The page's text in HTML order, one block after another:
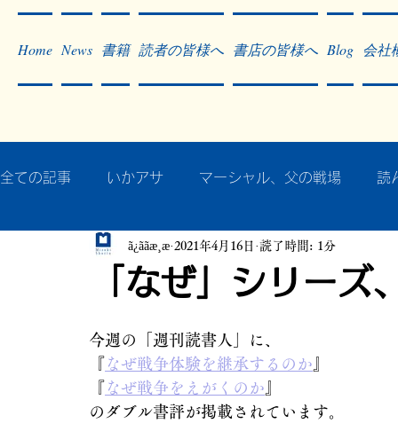
Home News 書籍 読者の皆様へ 書店の皆様へ Blog 会社
全ての記事 いかアサ マーシャル、父の戦場 読
秘蔵写真200枚でたどるアジア・太平洋戦争
「なぜ」シリーズ
ã¿ããæ¸æ 2021年4月16日 読了時間: 1分
今週の「週刊読書人」に、
『 なぜ戦争体験を継承するのか 』
『 なぜ戦争をえがくのか 』
のダブル書評が掲載されています。